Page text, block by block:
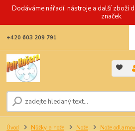
Dodáváme nářadí, nástroje a další zboží
značek.
+420 603 209 791
Úvod Nůžky a nože Nože Nože